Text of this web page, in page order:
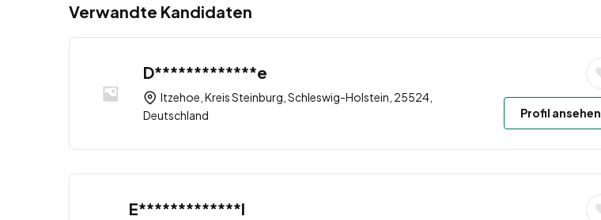
Verwandte Kandidaten
D*************e
Itzehoe, Kreis Steinburg, Schleswig-Holstein, 25524,
Deutschland
Profil ansehen
E*************l